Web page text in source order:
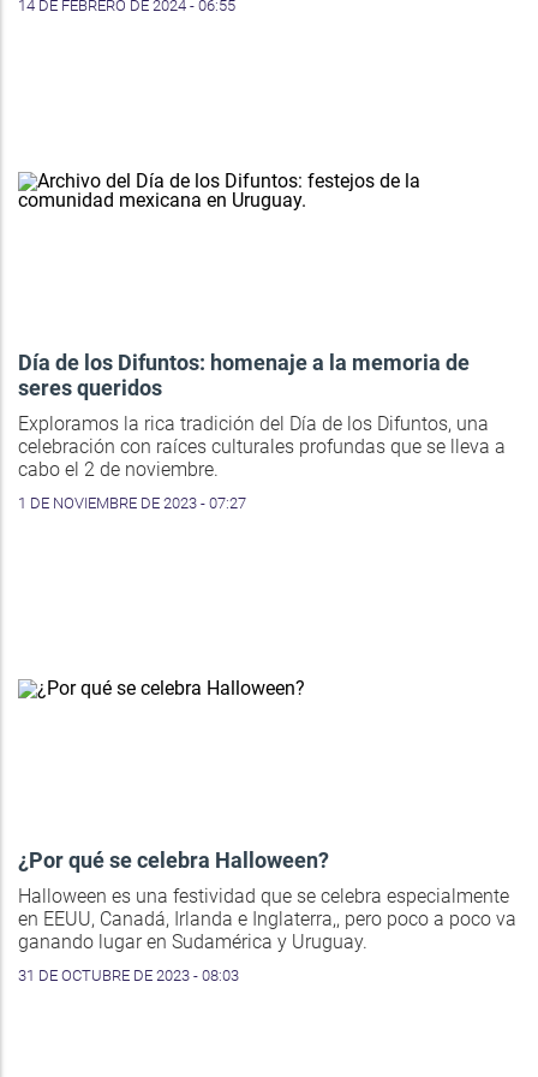
14 DE FEBRERO DE 2024 - 06:55
Día de los Difuntos: homenaje a la memoria de
seres queridos
Exploramos la rica tradición del Día de los Difuntos, una
celebración con raíces culturales profundas que se lleva a
cabo el 2 de noviembre.
1 DE NOVIEMBRE DE 2023 - 07:27
¿Por qué se celebra Halloween?
Halloween es una festividad que se celebra especialmente
en EEUU, Canadá, Irlanda e Inglaterra,, pero poco a poco va
ganando lugar en Sudamérica y Uruguay.
31 DE OCTUBRE DE 2023 - 08:03